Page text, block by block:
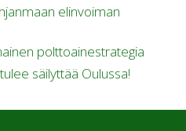
elinvoiman
polttoainestrategia
säilyttää Oulussa!